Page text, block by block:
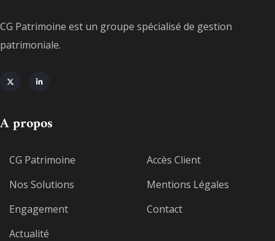
CG Patrimoine est un groupe spécialisé de gestion
patrimoniale.
A propos
CG Patrimoine
Nos Solutions
Engagement
Actualité
Accès Client
Mentions Légales
Contact